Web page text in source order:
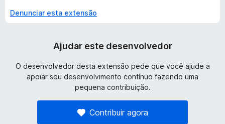
Denunciar esta extensão
Ajudar este desenvolvedor
O desenvolvedor desta extensão pede que você ajude a
apoiar seu desenvolvimento contínuo fazendo uma
pequena contribuição.
Contribuir agora